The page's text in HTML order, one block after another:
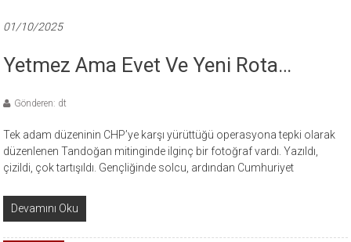
01/10/2025
Yetmez Ama Evet Ve Yeni Rota…
Gönderen: dt
Tek adam düzeninin CHP’ye karşı yürüttüğü operasyona tepki olarak
düzenlenen Tandoğan mitinginde ilginç bir fotoğraf vardı. Yazıldı,
çizildi, çok tartışıldı. Gençliğinde solcu, ardından Cumhuriyet
Devamını Oku